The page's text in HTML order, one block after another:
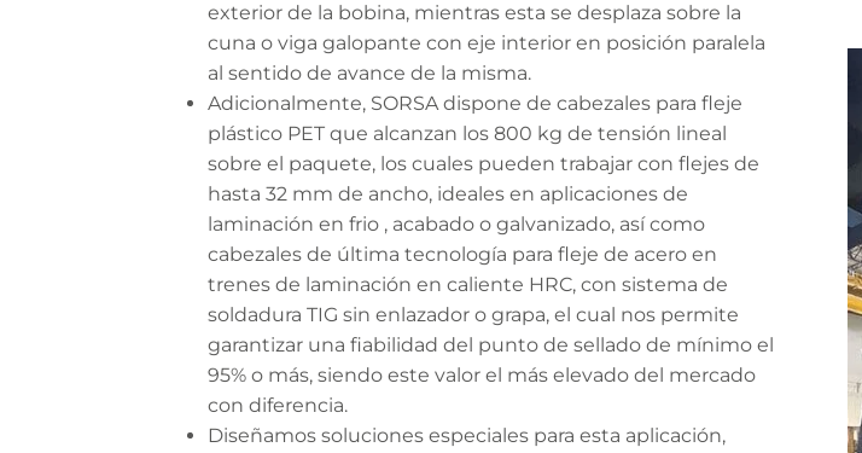
exterior de la bobina, mientras esta se desplaza sobre la
cuna o viga galopante con eje interior en posición paralela
al sentido de avance de la misma.
Adicionalmente, SORSA dispone de cabezales para fleje
plástico PET que alcanzan los 800 kg de tensión lineal
sobre el paquete, los cuales pueden trabajar con flejes de
hasta 32 mm de ancho, ideales en aplicaciones de
laminación en frio , acabado o galvanizado, así como
cabezales de última tecnología para fleje de acero en
trenes de laminación en caliente HRC, con sistema de
soldadura TIG sin enlazador o grapa, el cual nos permite
garantizar una fiabilidad del punto de sellado de mínimo el
95% o más, siendo este valor el más elevado del mercado
con diferencia.
Diseñamos soluciones especiales para esta aplicación,